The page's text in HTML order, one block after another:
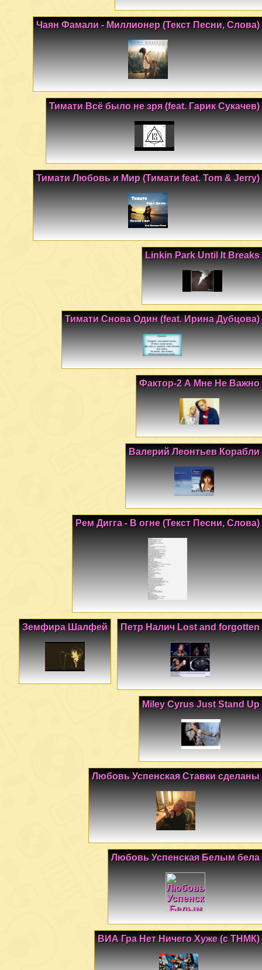
Чаян Фамали - Миллионер (Текст Песни, Слова)
Тимати Всё было не зря (feat. Гарик Сукачев)
Тимати Любовь и Мир (Тимати feat. Tom & Jerry)
Linkin Park Until It Breaks
Тимати Снова Один (feat. Ирина Дубцова)
Фактор-2 А Мне Не Важно
Валерий Леонтьев Корабли
Рем Дигга - В огне (Текст Песни, Слова)
Петр Налич Lost and forgotten
Земфира Шалфей
Miley Cyrus Just Stand Up
Любовь Успенская Ставки сделаны
Любовь Успенская Белым бела
ВИА Гра Нет Ничего Хуже (с ТНМК)